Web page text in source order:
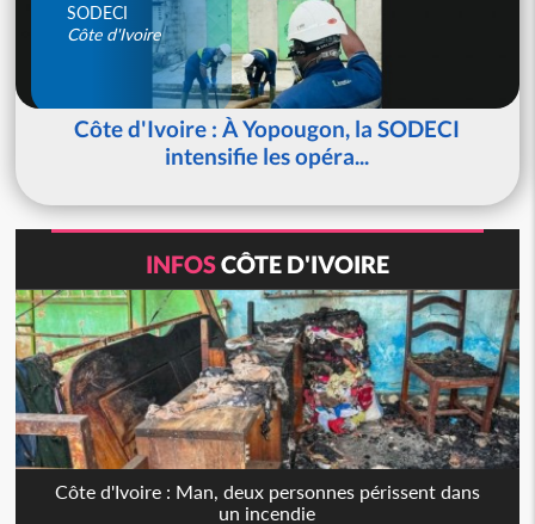
SODECI
Côte d'Ivoire
Côte d'Ivoire : À Yopougon, la SODECI
intensifie les opéra...
INFOSCÔTE D'IVOIRE
Côte d'Ivoire : Man, deux personnes périssent dans
un incendie